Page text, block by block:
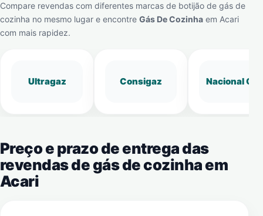
Compare revendas com diferentes marcas de botijão de gás de
cozinha no mesmo lugar e encontre Gás De Cozinha em Acari
com mais rapidez.
Ultragaz Consigaz Nacional Gás
Preço e prazo de entrega das
revendas de gás de cozinha em
Acari